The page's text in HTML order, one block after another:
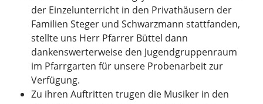
der Einzelunterricht in den Privathäusern der
Familien Steger und Schwarzmann stattfanden,
stellte uns Herr Pfarrer Büttel dann
dankenswerterweise den Jugendgruppenraum
im Pfarrgarten für unsere Probenarbeit zur
Verfügung.
Zu ihren Auftritten trugen die Musiker in den